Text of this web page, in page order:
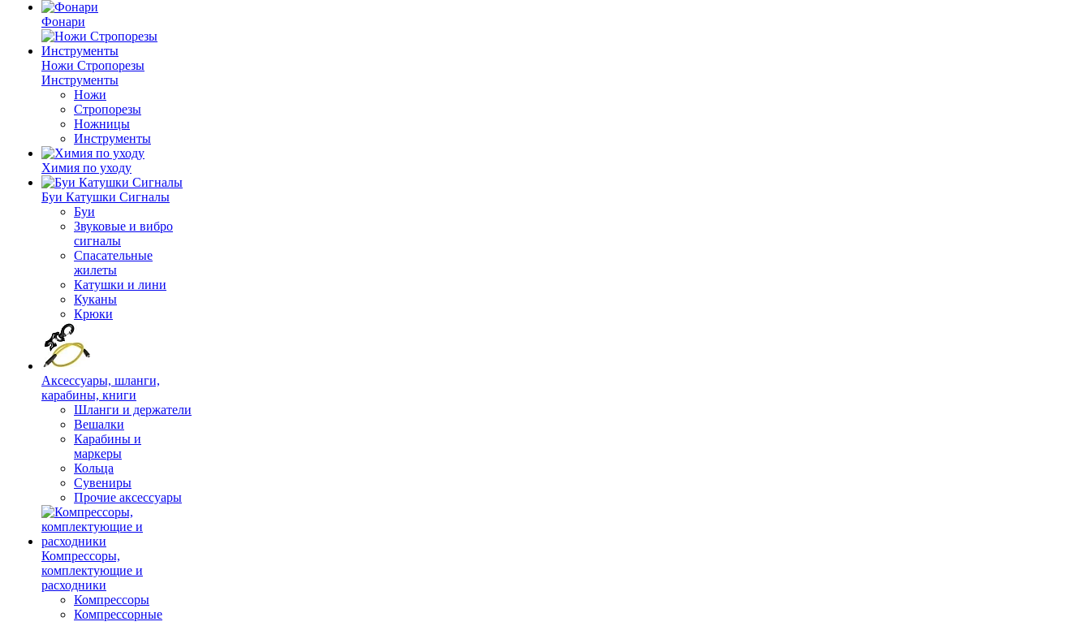
Фонари
Ножи Стропорезы
Инструменты
Ножи
Стропорезы
Ножницы
Инструменты
Химия по уходу
Буи Катушки Сигналы
Буи
Звуковые и вибро
сигналы
Спасательные
жилеты
Катушки и лини
Куканы
Крюки
Аксессуары, шланги,
карабины, книги
Шланги и держатели
Вешалки
Карабины и
маркеры
Кольца
Сувениры
Прочие аксессуары
Компрессоры,
комплектующие и
расходники
Компрессоры
Компрессорные